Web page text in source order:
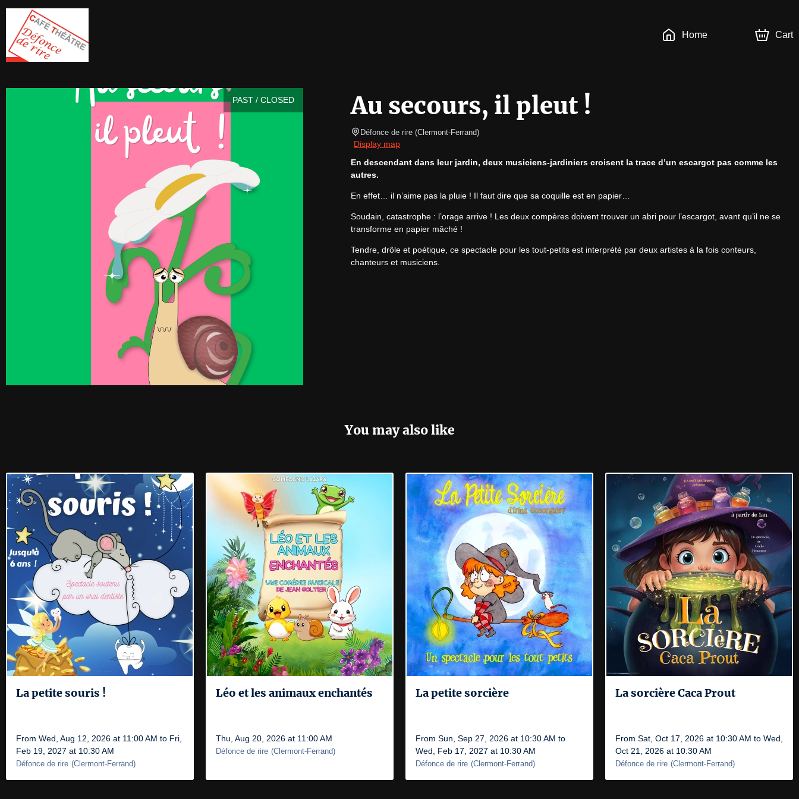
Home Cart
PAST / CLOSED Au secours, il pleut !
Défonce de rire (Clermont-Ferrand)
Display map
En descendant dans leur jardin, deux musiciens-jardiniers croisent la trace d’un escargot pas comme les
autres.
En effet… il n’aime pas la pluie ! Il faut dire que sa coquille est en papier…
Soudain, catastrophe : l’orage arrive ! Les deux compères doivent trouver un abri pour l’escargot, avant qu’il ne se
transforme en papier mâché !
Tendre, drôle et poétique, ce spectacle pour les tout-petits est interprété par deux artistes à la fois conteurs,
chanteurs et musiciens.
You may also like
La petite souris !
From Wed, Aug 12, 2026 at 11:00 AM to Fri,
Feb 19, 2027 at 10:30 AM
Défonce de rire (Clermont-Ferrand)
Léo et les animaux enchantés
Thu, Aug 20, 2026 at 11:00 AM
Défonce de rire (Clermont-Ferrand)
La petite sorcière
From Sun, Sep 27, 2026 at 10:30 AM to
Wed, Feb 17, 2027 at 10:30 AM
Défonce de rire (Clermont-Ferrand)
La sorcière Caca Prout
From Sat, Oct 17, 2026 at 10:30 AM to Wed,
Oct 21, 2026 at 10:30 AM
Défonce de rire (Clermont-Ferrand)